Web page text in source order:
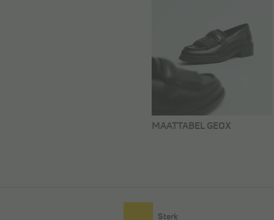
MAATTABEL GEOX
Sterk